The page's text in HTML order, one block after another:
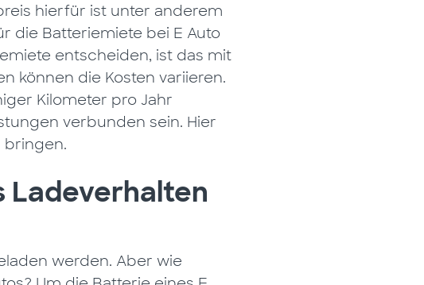
hierfür ist unter anderem
die Batteriemiete bei E Auto
entscheiden, ist das mit
können die Kosten variieren.
Kilometer pro Jahr
verbunden sein. Hier
bringen.
Ladeverhalten
werden. Aber wie